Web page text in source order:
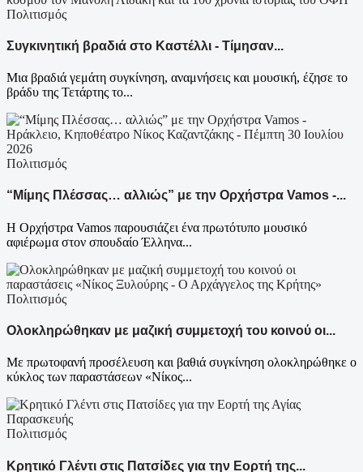
Πολιτισμός
Συγκινητική βραδιά στο Καστέλλι - Τίμησαν...
Μια βραδιά γεμάτη συγκίνηση, αναμνήσεις και μουσική, έζησε το
βράδυ της Τετάρτης το...
Πολιτισμός
“Μίμης Πλέσσας… αλλιώς” με την Ορχήστρα Vamos -...
Η Ορχήστρα Vamos παρουσιάζει ένα πρωτότυπο μουσικό
αφιέρωμα στον σπουδαίο Έλληνα...
Πολιτισμός
Ολοκληρώθηκαν με μαζική συμμετοχή του κοινού οι...
Με πρωτοφανή προσέλευση και βαθιά συγκίνηση ολοκληρώθηκε ο
κύκλος των παραστάσεων «Νίκος...
Πολιτισμός
Κρητικό Γλέντι στις Πατσίδες για την Εορτή της...